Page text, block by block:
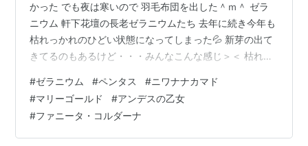
かった でも夜は寒いので 羽毛布団を出した＾ｍ＾ ゼラ
ニウム 軒下花壇の長老ゼラニウムたち 去年に続き今年も
枯れっかれのひどい状態になってしまった💦 新芽の出て
きてるのもあるけど・・・みんなこんな感じ＞＜ 枯れた
で切り戻そうとチョキチョキ始めたら ここもあかんここ
もあかんとドンドン短くなって 1本なんか根元まで行っち
ゃった＞＜ 猛暑被害は去年よりひどいかも💦 表面は良く
ても 中が真っ黒のスッカスカ＞＜ 根っこは生きてるかも
#ゼラニウム #ペンタス #ニワナナカマド
#マリーゴールド #アンデスの乙女
#ファニータ・コルダーナ